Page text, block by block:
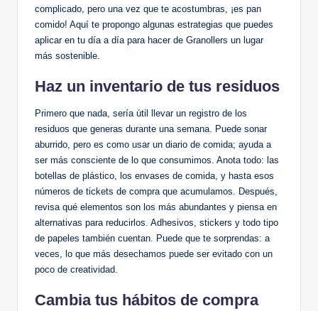
complicado, pero una vez que te acostumbras, ¡es pan
comido! Aquí te propongo algunas estrategias que puedes
aplicar en tu día a día para hacer de Granollers un lugar
más sostenible.
Haz un inventario de tus residuos
Primero que nada, sería útil llevar un registro de los
residuos que generas durante una semana. Puede sonar
aburrido, pero es como usar un diario de comida; ayuda a
ser más consciente de lo que consumimos. Anota todo: las
botellas de plástico, los envases de comida, y hasta esos
números de tickets de compra que acumulamos. Después,
revisa qué elementos son los más abundantes y piensa en
alternativas para reducirlos. Adhesivos, stickers y todo tipo
de papeles también cuentan. Puede que te sorprendas: a
veces, lo que más desechamos puede ser evitado con un
poco de creatividad.
Cambia tus hábitos de compra